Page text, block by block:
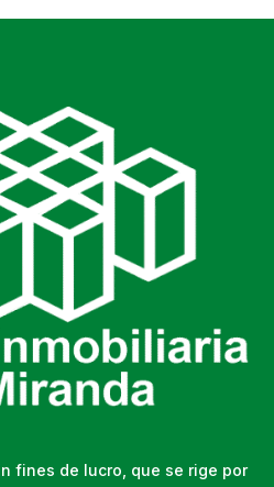
fines de lucro, que se rige por